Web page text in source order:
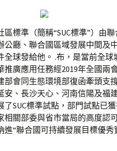
標準（簡稱“SUC標準”）由
廳、聯合國區域發展中間及
全球發給他。 .布，是當前全
廣應用任務經2019年全國兩
部會同生態環境部復函牽頭支
安、長沙天心、河南信陽及福
SUC標準試點，部門試點已
關部委與省市當局的高度認
“聯合國可持續發展目標優秀